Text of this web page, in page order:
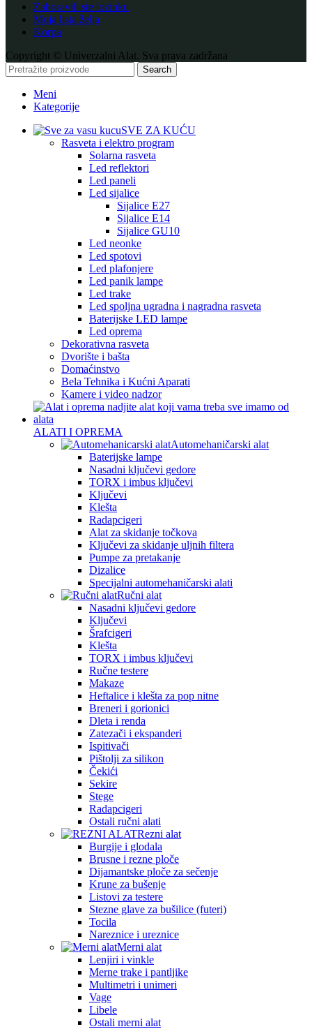
Zaboravili ste lozinku
Moja lista želja
Korpa
Copyright © Univerzalni Alat. Sva prava zadržana
Search
Meni
Kategorije
SVE ZA KUĆU
Rasveta i elektro program
Solarna rasveta
Led reflektori
Led paneli
Led sijalice
Sijalice E27
Sijalice E14
Sijalice GU10
Led neonke
Led spotovi
Led plafonjere
Led panik lampe
Led trake
Led spoljna ugradna i nagradna rasveta
Baterijske LED lampe
Led oprema
Dekorativna rasveta
Dvorište i bašta
Domaćinstvo
Bela Tehnika i Kućni Aparati
Kamere i video nadzor
ALATI I OPREMA
Automehaničarski alat
Baterijske lampe
Nasadni ključevi gedore
TORX i imbus ključevi
Ključevi
Klešta
Radapcigeri
Alat za skidanje točkova
Ključevi za skidanje uljnih filtera
Pumpe za pretakanje
Dizalice
Specijalni automehaničarski alati
Ručni alat
Nasadni ključevi gedore
Ključevi
Šrafcigeri
Klešta
TORX i imbus ključevi
Ručne testere
Makaze
Heftalice i klešta za pop nitne
Breneri i gorionici
Dleta i renda
Zatezači i ekspanderi
Ispitivači
Pištolji za silikon
Čekići
Sekire
Stege
Radapcigeri
Ostali ručni alati
Rezni alat
Burgije i glodala
Brusne i rezne ploče
Dijamantske ploče za sečenje
Krune za bušenje
Listovi za testere
Stezne glave za bušilice (futeri)
Tocila
Nareznice i ureznice
Merni alat
Lenjiri i vinkle
Merne trake i pantljike
Multimetri i unimeri
Vage
Libele
Ostali merni alat